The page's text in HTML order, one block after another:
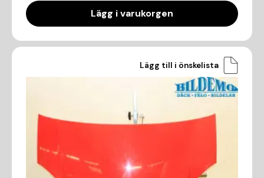
Lägg i varukorgen
Lägg till i önskelista